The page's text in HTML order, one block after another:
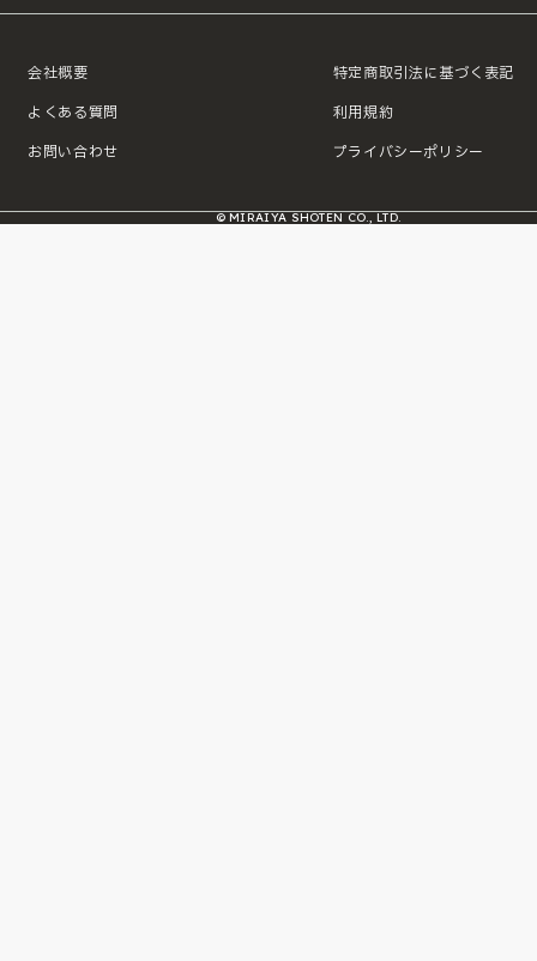
会社概要
よくある質問
お問い合わせ
特定商取引法に基づく表記
利用規約
プライバシーポリシー
© MIRAIYA SHOTEN CO., LTD.